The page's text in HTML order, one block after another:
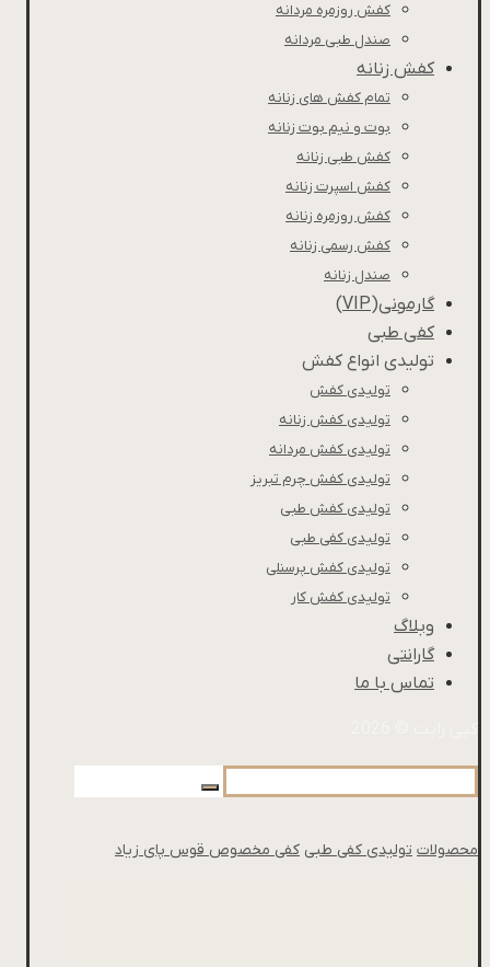
کفش روزمره مردانه
صندل طبی مردانه
کفش زنانه
تمام کفش های زنانه
بوت و نیم بوت زنانه
کفش طبی زنانه
کفش اسپرت زنانه
کفش روزمره زنانه
کفش رسمی زنانه
صندل زنانه
گارمونی(VIP)
کفی طبی
تولیدی انواع کفش
تولیدی کفش
تولیدی کفش زنانه
تولیدی کفش مردانه
تولیدی کفش چرم تبریز
تولیدی کفش طبی
تولیدی کفی طبی
تولیدی کفش پرسنلی
تولیدی کفش کار
وبلاگ
گارانتی
تماس با ما
محصولات تولیدی کفی طبی کفی مخصوص قوس پای زیاد